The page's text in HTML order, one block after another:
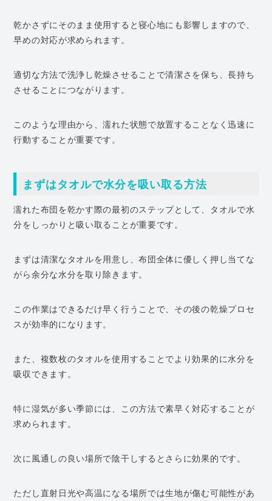
乾かさずにそのまま使用すると寝心地にも影響しますので、
早めの対応が求められます。
適切な方法で洗浄し乾燥させることで清潔さを保ち、長持ち
させることにつながります。
このような理由から、濡れた状態で放置することなく迅速に
行動することが重要です。
まずはタオルで水分を吸い取る方法
濡れた布団を乾かす際の最初のステップとして、タオルで水
分をしっかりと吸い取ることが重要です。
まずは清潔なタオルを用意し、布団全体に優しく押し当てな
がら余分な水分を取り除きます。
この作業はできるだけ早く行うことで、その後の乾燥プロセ
スが効率的になります。
また、複数枚のタオルを使用することでより効果的に水分を
吸収できます。
特に湿気が多い季節には、この方法で素早く対応することが
求められます。
次に風通しの良い場所で陰干しするとさらに効果的です。
ただし直射日光や高温になる場所では生地が傷む可能性があ